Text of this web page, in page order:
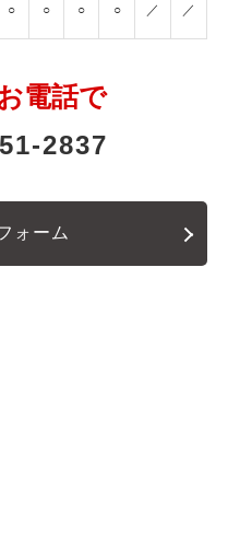
○ ○ ○ ○ ／ ／
電話で
2837
ォーム